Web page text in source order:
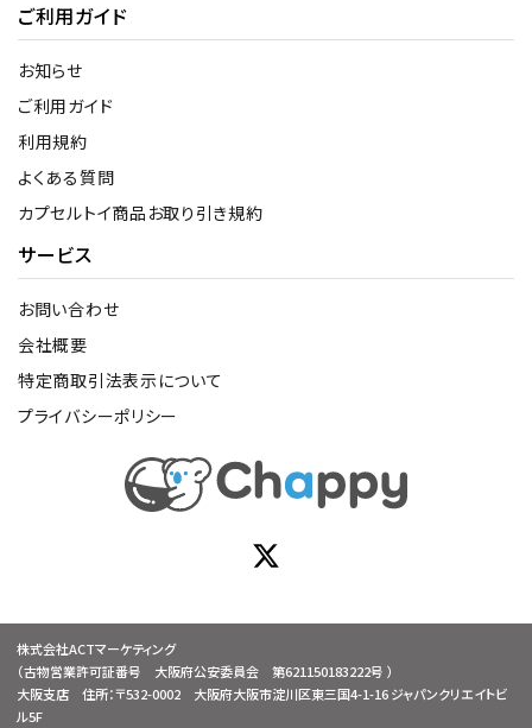
ご利用ガイド
お知らせ
ご利用ガイド
利用規約
よくある質問
カプセルトイ商品お取り引き規約
サービス
お問い合わせ
会社概要
特定商取引法表示について
プライバシーポリシー
株式会社ACTマーケティング
（古物営業許可証番号 大阪府公安委員会 第621150183222号 ）
大阪支店 住所：〒532-0002 大阪府大阪市淀川区東三国4-1-16 ジャパンクリエイトビ
ル5F